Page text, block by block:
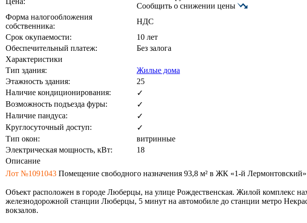
Сообщить о снижении цены
Форма налогообложения
собственника:
НДС
Срок окупаемости:
10 лет
Обеспечительный платеж:
Без залога
Характеристики
Тип здания:
Жилые дома
Этажность здания:
25
Наличие кондиционирования:
✓
Возможность подъезда фуры:
✓
Наличие пандуса:
✓
Круглосуточный доступ:
✓
Тип окон:
витринные
Электрическая мощность, кВт:
18
Описание
Лот №1091043 Помещение свободного назначения 93,8 м² в ЖК «1-й
Объект расположен в городе Люберцы, на улице Рождественская. Жилой комплекс
железнодорожной станции Люберцы, 5 минут на автомобиле до станции метро
вокзалов.